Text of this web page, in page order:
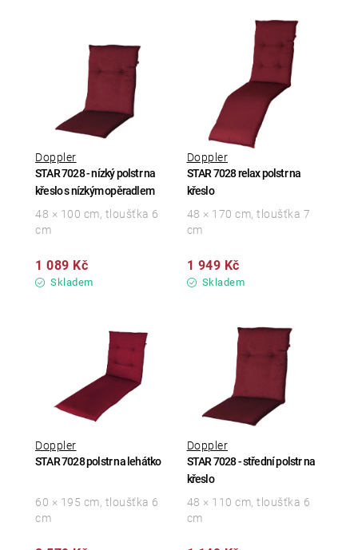
STAR 7028 - nízký polstr na
křeslo s nízkým opěradlem
Doppler
Skladem
1 089 Kč
48 × 100 cm, tloušťka 6
cm
STAR 7028 relax polstr na
křeslo
Doppler
Skladem
1 949 Kč
48 × 170 cm, tloušťka 7
cm
STAR 7028 polstr na lehátko
Doppler
60 × 195 cm, tloušťka 6
cm
STAR 7028 - střední polstr na
křeslo
Doppler
48 × 110 cm, tloušťka 6
cm